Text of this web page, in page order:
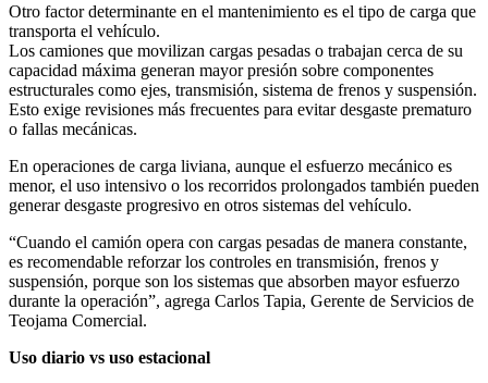
Otro factor determinante en el mantenimiento es el tipo de carga que
transporta el vehículo.
Los camiones que movilizan cargas pesadas o trabajan cerca de su
capacidad máxima generan mayor presión sobre componentes
estructurales como ejes, transmisión, sistema de frenos y suspensión.
Esto exige revisiones más frecuentes para evitar desgaste prematuro
o fallas mecánicas.
En operaciones de carga liviana, aunque el esfuerzo mecánico es
menor, el uso intensivo o los recorridos prolongados también pueden
generar desgaste progresivo en otros sistemas del vehículo.
“Cuando el camión opera con cargas pesadas de manera constante,
es recomendable reforzar los controles en transmisión, frenos y
suspensión, porque son los sistemas que absorben mayor esfuerzo
durante la operación”, agrega Carlos Tapia, Gerente de Servicios de
Teojama Comercial.
Uso diario vs uso estacional